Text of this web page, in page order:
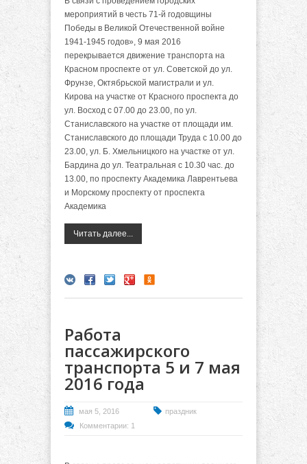
мероприятий в честь 71-й годовщины
Победы в Великой Отечественной войне
1941-1945 годов», 9 мая 2016
перекрывается движение транспорта на
Красном проспекте от ул. Советской до ул.
Фрунзе, Октябрьской магистрали и ул.
Кирова на участке от Красного проспекта до
ул. Восход с 07.00 до 23.00, по ул.
Станиславского на участке от площади им.
Станиславского до площади Труда с 10.00 до
23.00, ул. Б. Хмельницкого на участке от ул.
Бардина до ул. Театральная с 10.30 час. до
13.00, по проспекту Академика Лаврентьева
и Морскому проспекту от проспекта
Академика
Читать далее...
Работа
пассажирского
транспорта 5 и 7 мая
2016 года
мая 5, 2016
праздник
Комментарии: 1